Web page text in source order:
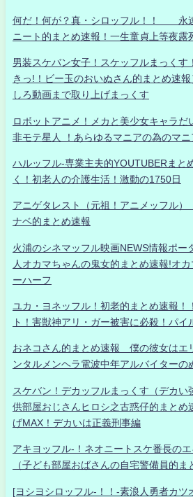
何だ！何が？真・シロッフル！！ 永
ニート的まとめ速報！一生童貞上等夜露
男装スケバン女子！スケッフルまっくす
きっ!！ビー玉のおいぬさん的まとめ速
しろ動画まで取り上げまっくす
ロボットアニメ！メカと美少女キャラだ
非モテ星人 ！あらゆるマニアの為のマニ
ハルッフル-専業主夫的YOUTUBERまと
く！初老人の介護生活！激動の1750日
アニゲタレスト（元祖！アニメッフル
ナベ的まとめ速報
火浦のシネマッフル映画NEWS情報ポー
人オカマちゃんの鬼女的まとめ速報!オ
ーハーフ
ユカ・ヨネッフル！初老的まとめ速報！
ト！害獣神アリ・ガー被害に必殺！パイ
おネコさん的まとめ速報 僕の彼女はエ
ンタルメンヘラ電波中年アルバイターの
スケバン！デカッフルまっくす（デカい
供部屋おじさんヒロシ之古惑仔的まとめ
げMAX！デカいは正義刑事編
アキヨッフル-！ネオニートスケ番長のエ
（子ども部屋おばさんの自宅警備員的ま
[ヨシヨシロッフル-！！-素浪人勇者カツ